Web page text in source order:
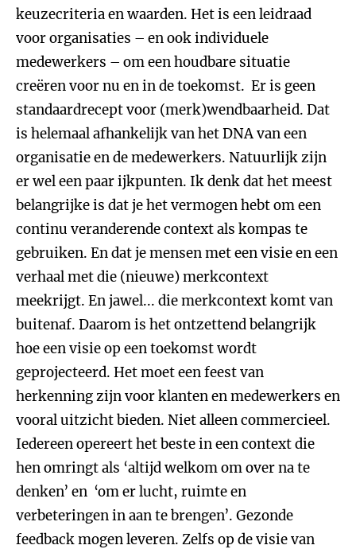
keuzecriteria en waarden. Het is een leidraad
voor organisaties – en ook individuele
medewerkers – om een houdbare situatie
creëren voor nu en in de toekomst. Er is geen
standaardrecept voor (merk)wendbaarheid. Dat
is helemaal afhankelijk van het DNA van een
organisatie en de medewerkers. Natuurlijk zijn
er wel een paar ijkpunten. Ik denk dat het meest
belangrijke is dat je het vermogen hebt om een
continu veranderende context als kompas te
gebruiken. En dat je mensen met een visie en een
verhaal met die (nieuwe) merkcontext
meekrijgt. En jawel... die merkcontext komt van
buitenaf. Daarom is het ontzettend belangrijk
hoe een visie op een toekomst wordt
geprojecteerd. Het moet een feest van
herkenning zijn voor klanten en medewerkers en
vooral uitzicht bieden. Niet alleen commercieel.
Iedereen opereert het beste in een context die
hen omringt als ‘altijd welkom om over na te
denken’ en ‘om er lucht, ruimte en
verbeteringen in aan te brengen’. Gezonde
feedback mogen leveren. Zelfs op de visie van